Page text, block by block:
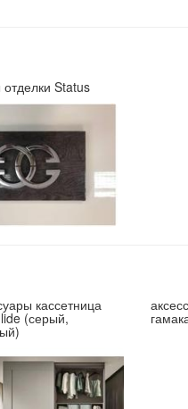
Status
кассетница
(серый,